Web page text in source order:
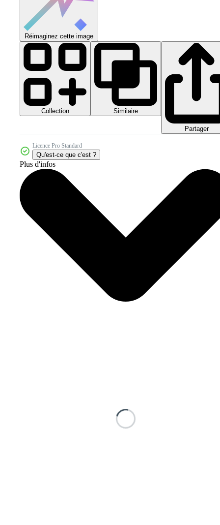
Réimaginez cette image
Collection Similaire
Partager
Licence Pro Standard
Qu'est-ce que c'est ?
Plus d'infos